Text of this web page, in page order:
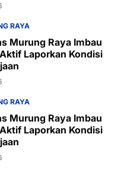
RAYA
Murung Raya Imbau
Laporkan Kondisi
RAYA
Murung Raya Imbau
Laporkan Kondisi